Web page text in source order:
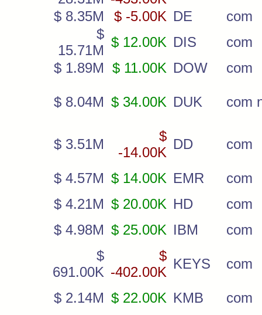
$ 8.35M
$ -5.00K DE
com
$
15.71M
$ 12.00K DIS
com
$ 1.89M $ 11.00K DOW com
$ 8.04M $ 34.00K DUK com
$ 3.51M
$
-14.00K
DD com
$ 4.57M $ 14.00K EMR
com
$ 4.21M $ 20.00K HD
com
$ 4.98M $ 25.00K IBM
com
$
691.00K
$
-402.00K
KEYS com
$ 2.14M $ 22.00K KMB
com